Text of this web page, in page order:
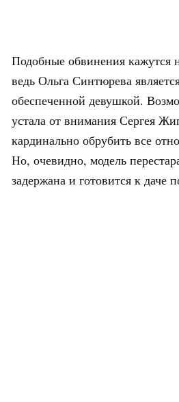
Подобные обвинения кажутся
ведь Ольга Синтюрева
обеспеченной девушкой.
устала от внимания Сергея
кардинально обрубить все
Но, очевидно, модель
задержана и готовится к даче